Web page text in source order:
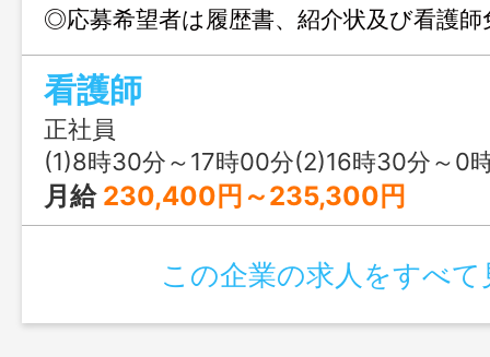
◎応募希望者は履歴書、紹介状及び看護
宮古島 徳洲会病院まで持参、又は郵送
い。 （封筒の表に「履歴書在中」と記
い） ＞書類選考後、面接日
てご連絡します。 ＞尚、選考にもれた
却又は電話連絡をもって 通知致し
＊業務内容変更範囲：変更なし
看護師
正社員
(1)8時30分～17時00分(2)16時30分～0時00分
月給 230,400円～235,300円
この企業の求人をすべて